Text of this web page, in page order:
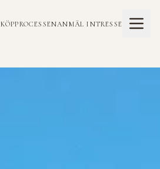
KÖPPROCESSENANMÄL INTRESSE